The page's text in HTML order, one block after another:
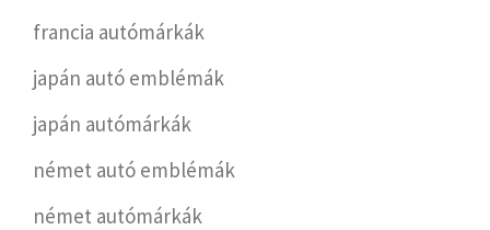
francia autómárkák
japán autó emblémák
japán autómárkák
német autó emblémák
német autómárkák